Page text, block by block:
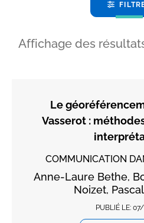
Affichage des
Le
Vasserot :
COMMUNICATION
Anne-Laure Bethe,
Noizet,
PUBLIÉ LE: